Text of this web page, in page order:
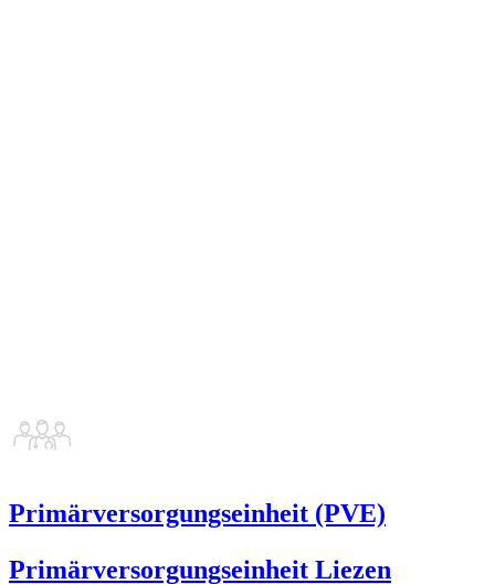
Primärversorgungseinheit (PVE)
Primärversorgungseinheit Liezen